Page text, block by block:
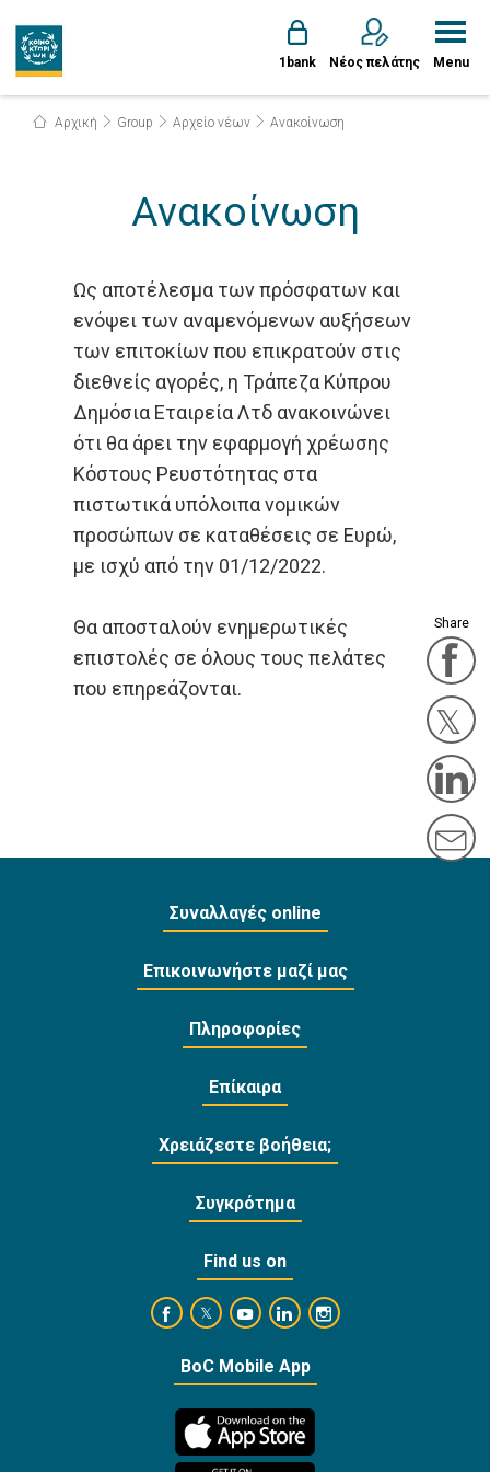
1bank Νέος πελάτης Menu
Αρχική Group Αρχείο νέων Ανακοίνωση
Ανακοίνωση
Share
Ως αποτέλεσμα των πρόσφατων και
ενόψει των αναμενόμενων αυξήσεων
των επιτοκίων που επικρατούν στις
διεθνείς αγορές, η Τράπεζα Κύπρου
Δημόσια Εταιρεία Λτδ ανακοινώνει
ότι θα άρει την εφαρμογή χρέωσης
Κόστους Ρευστότητας στα
πιστωτικά υπόλοιπα νομικών
προσώπων σε καταθέσεις σε Ευρώ,
με ισχύ από την 01/12/2022.
Θα αποσταλούν ενημερωτικές
επιστολές σε όλους τους πελάτες
που επηρεάζονται.
Συναλλαγές online
Επικοινωνήστε μαζί μας
Πληροφορίες
Επίκαιρα
Χρειάζεστε βοήθεια;
Συγκρότημα
Find us on
https://www.facebook.com/
https://twitter.com/bankofcyprus_
https://www.youtube.com/user/
https://www.linkedin.com/
https://
BoC Mobile App